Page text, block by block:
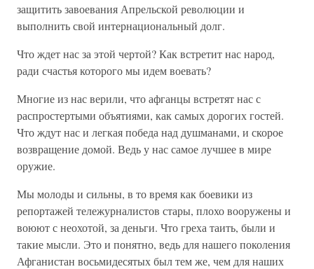
защитить завоевания Апрельской революции и
выполнить свой интернациональный долг.
Что ждет нас за этой чертой? Как встретит нас народ,
ради счастья которого мы идем воевать?
Многие из нас верили, что афганцы встретят нас с
распростертыми объятиями, как самых дорогих гостей.
Что ждут нас и легкая победа над душманами, и скорое
возвращение домой. Ведь у нас самое лучшее в мире
оружие.
Мы молоды и сильны, в то время как боевики из
репортажей тележурналистов стары, плохо вооружены и
воюют с неохотой, за деньги. Что греха таить, были и
такие мысли. Это и понятно, ведь для нашего поколения
Афганистан восьмидесятых был тем же, чем для наших